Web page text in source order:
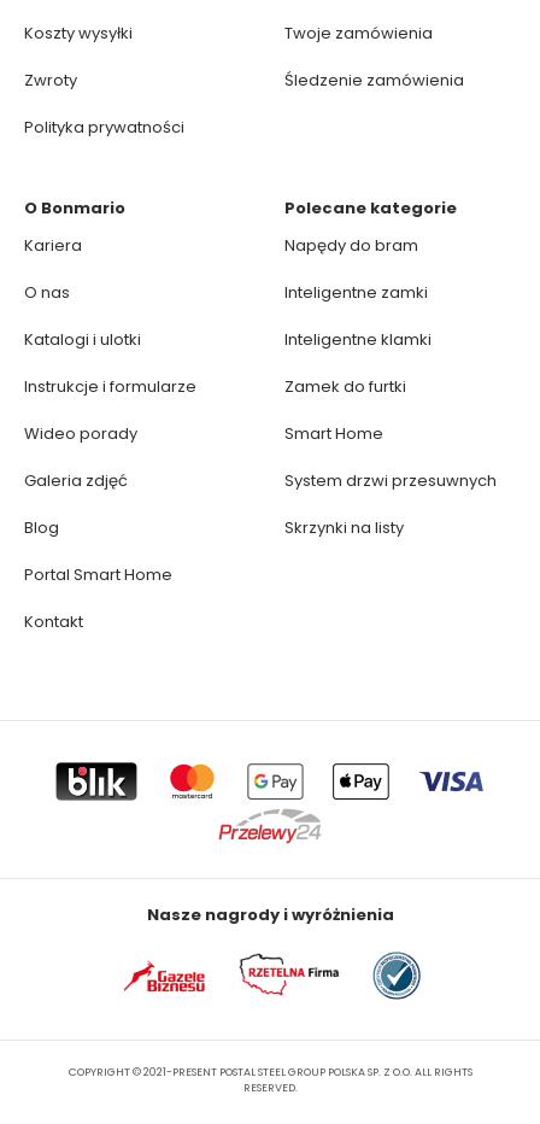
Koszty wysyłki
Zwroty
Polityka prywatności
Twoje zamówienia
Śledzenie zamówienia
O Bonmario
Kariera
O nas
Katalogi i ulotki
Instrukcje i formularze
Wideo porady
Galeria zdjęć
Blog
Portal Smart Home
Kontakt
Polecane kategorie
Napędy do bram
Inteligentne zamki
Inteligentne klamki
Zamek do furtki
Smart Home
System drzwi przesuwnych
Skrzynki na listy
Nasze nagrody i wyróżnienia
COPYRIGHT © 2021-PRESENT POSTAL STEEL GROUP POLSKA SP. Z O.O. ALL RIGHTS
RESERVED.